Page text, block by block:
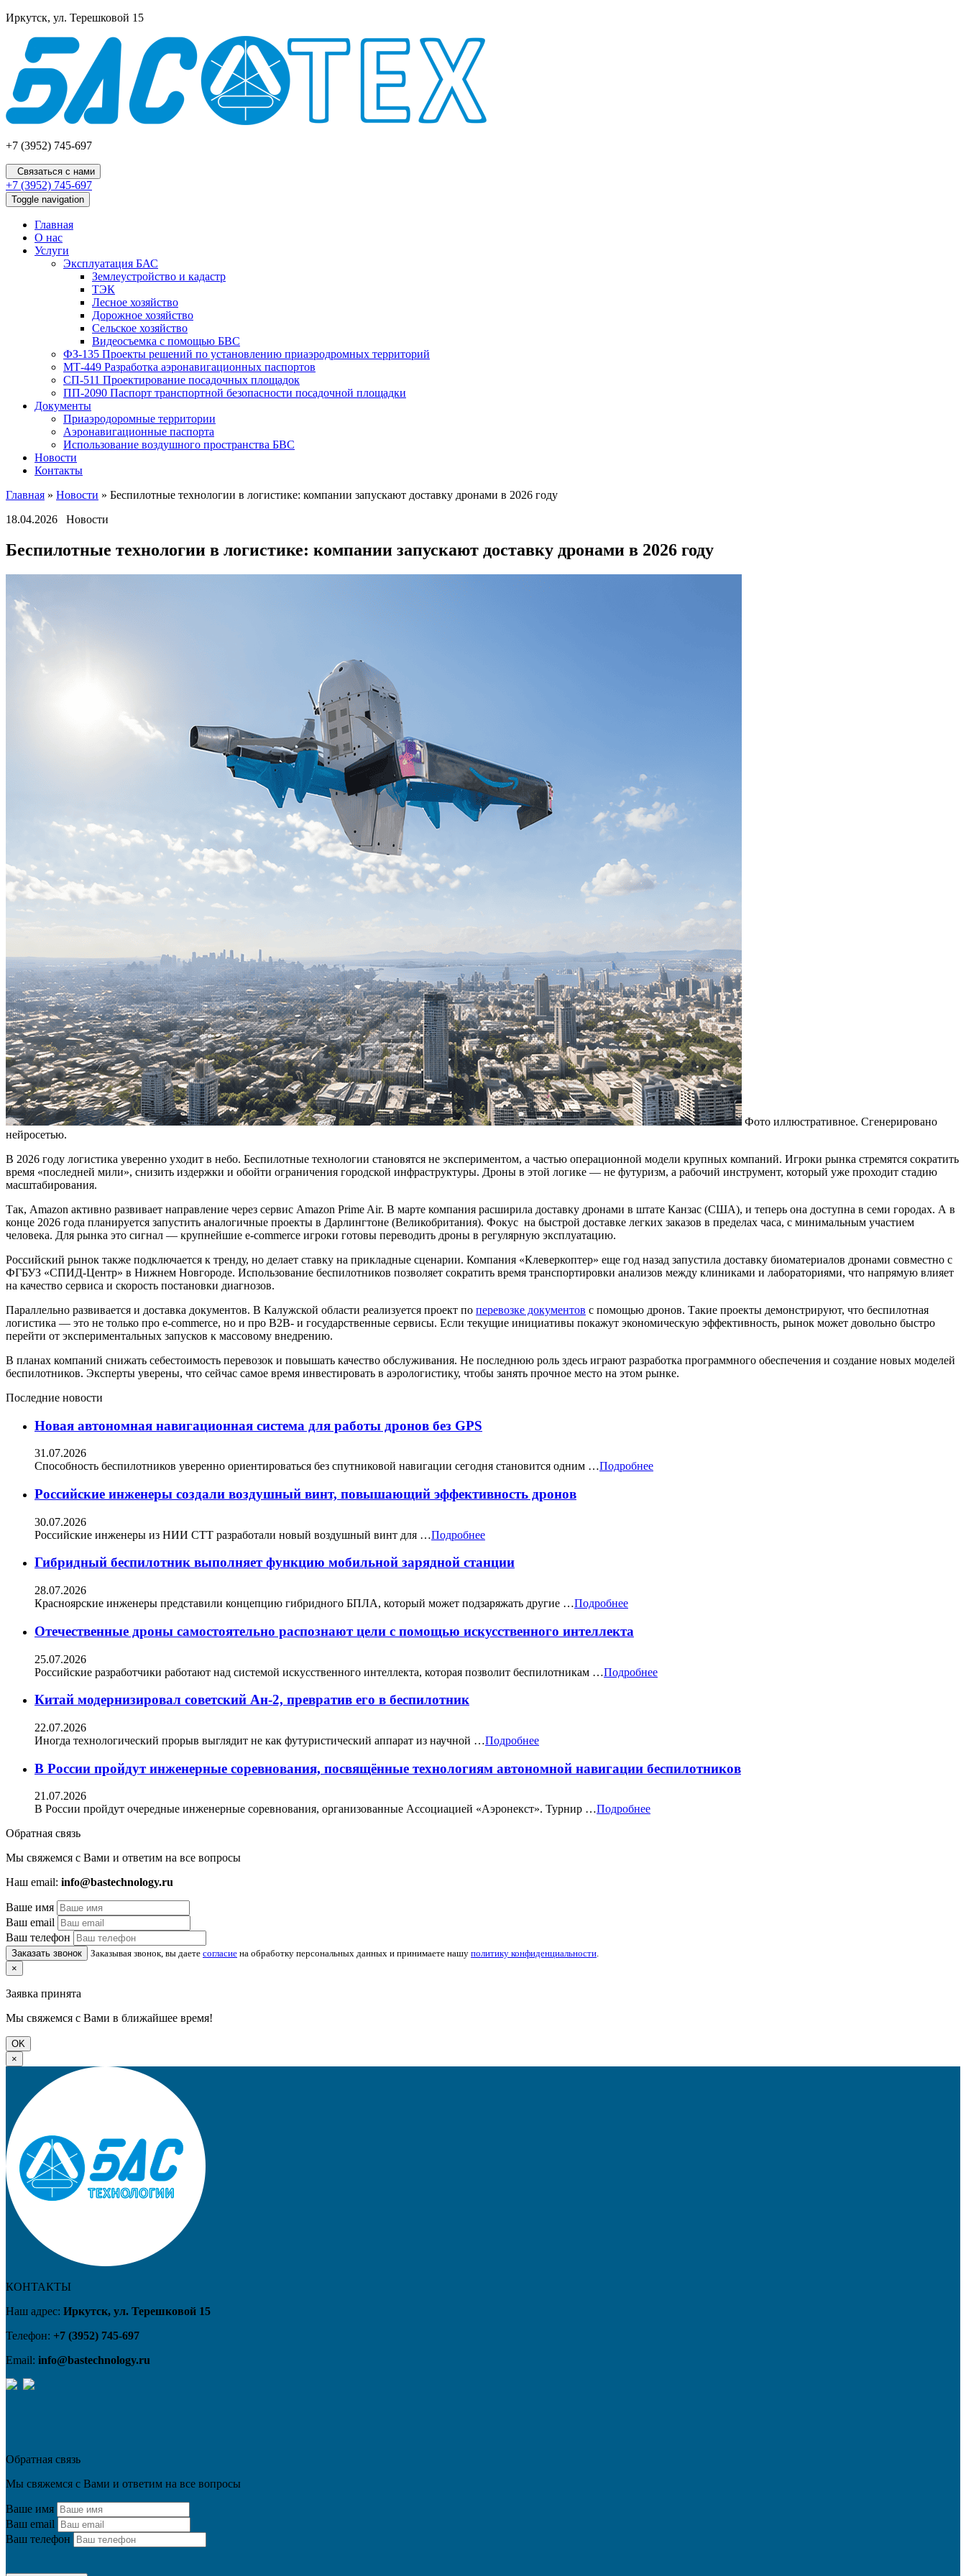
Иркутск, ул. Терешковой 15
+7 (3952) 745-697
Связаться с нами
+7 (3952) 745-697
Toggle navigation
Главная
О нас
Услуги
Эксплуатация БАС
Землеустройство и кадастр
ТЭК
Лесное хозяйство
Дорожное хозяйство
Сельское хозяйство
Видеосъемка с помощью БВС
ФЗ-135 Проекты решений по установлению приаэродромных территорий
МТ-449 Разработка аэронавигационных паспортов
СП-511 Проектирование посадочных площадок
ПП-2090 Паспорт транспортной безопасности посадочной площадки
Документы
Приаэродоромные территории
Аэронавигационные паспорта
Использование воздушного пространства БВС
Новости
Контакты
Главная » Новости » Беспилотные технологии в логистике: компании запускают доставку дронами в 2026 году
18.04.2026 Новости
Беспилотные технологии в логистике: компании запускают доставку дронами в 2026 году
Фото иллюстративное. Сгенерировано
нейросетью.
В 2026 году логистика уверенно уходит в небо. Беспилотные технологии становятся не экспериментом, а частью операционной модели крупных компаний. Игроки рынка стремятся сократить
время «последней мили», снизить издержки и обойти ограничения городской инфраструктуры. Дроны в этой логике — не футуризм, а рабочий инструмент, который уже проходит стадию
масштабирования.
Так, Amazon активно развивает направление через сервис Amazon Prime Air. В марте компания расширила доставку дронами в штате Канзас (США), и теперь она доступна в семи городах. А в
конце 2026 года планируется запустить аналогичные проекты в Дарлингтоне (Великобритания). Фокус на быстрой доставке легких заказов в пределах часа, с минимальным участием
человека. Для рынка это сигнал — крупнейшие e-commerce игроки готовы переводить дроны в регулярную эксплуатацию.
Российский рынок также подключается к тренду, но делает ставку на прикладные сценарии. Компания «Клеверкоптер» еще год назад запустила доставку биоматериалов дронами совместно с
ФГБУЗ «СПИД-Центр» в Нижнем Новгороде. Использование беспилотников позволяет сократить время транспортировки анализов между клиниками и лабораториями, что напрямую влияет
на качество сервиса и скорость постановки диагнозов.
Параллельно развивается и доставка документов. В Калужской области реализуется проект по перевозке документов с помощью дронов. Такие проекты демонстрируют, что беспилотная
логистика — это не только про e-commerce, но и про B2B- и государственные сервисы. Если текущие инициативы покажут экономическую эффективность, рынок может довольно быстро
перейти от экспериментальных запусков к массовому внедрению.
В планах компаний снижать себестоимость перевозок и повышать качество обслуживания. Не последнюю роль здесь играют разработка программного обеспечения и создание новых моделей
беспилотников. Эксперты уверены, что сейчас самое время инвестировать в аэрологистику, чтобы занять прочное место на этом рынке.
Последние новости
Новая автономная навигационная система для работы дронов без GPS
31.07.2026
Способность беспилотников уверенно ориентироваться без спутниковой навигации сегодня становится одним …Подробнее
Российские инженеры создали воздушный винт, повышающий эффективность дронов
30.07.2026
Российские инженеры из НИИ СТТ разработали новый воздушный винт для …Подробнее
Гибридный беспилотник выполняет функцию мобильной зарядной станции
28.07.2026
Красноярские инженеры представили концепцию гибридного БПЛА, который может подзаряжать другие …Подробнее
Отечественные дроны самостоятельно распознают цели с помощью искусственного интеллекта
25.07.2026
Российские разработчики работают над системой искусственного интеллекта, которая позволит беспилотникам …Подробнее
Китай модернизировал советский Ан-2, превратив его в беспилотник
22.07.2026
Иногда технологический прорыв выглядит не как футуристический аппарат из научной …Подробнее
В России пройдут инженерные соревнования, посвящённые технологиям автономной навигации беспилотников
21.07.2026
В России пройдут очередные инженерные соревнования, организованные Ассоциацией «Аэронекст». Турнир …Подробнее
Обратная связь
Мы свяжемся с Вами и ответим на все вопросы
Наш email: info@bastechnology.ru
Ваше имя
Ваш email
Ваш телефон
Заказать звонок Заказывая звонок, вы даете согласие на обработку персональных данных и принимаете нашу политику конфиденциальности.
×
Заявка принята
Мы свяжемся с Вами в ближайшее время!
OK
×
КОНТАКТЫ
Наш адрес: Иркутск, ул. Терешковой 15
Телефон: +7 (3952) 745-697
Email: info@bastechnology.ru
Обратная связь
Мы свяжемся с Вами и ответим на все вопросы
Ваше имя
Ваш email
Ваш телефон